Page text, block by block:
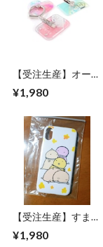
【受注生産】オーダ
¥1,980
【受注生産】すまほ
¥1,980